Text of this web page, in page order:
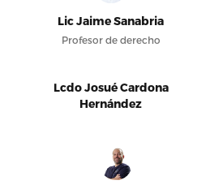
Lic Jaime Sanabria
Profesor de derecho
Lcdo Josué Cardona
Hernández